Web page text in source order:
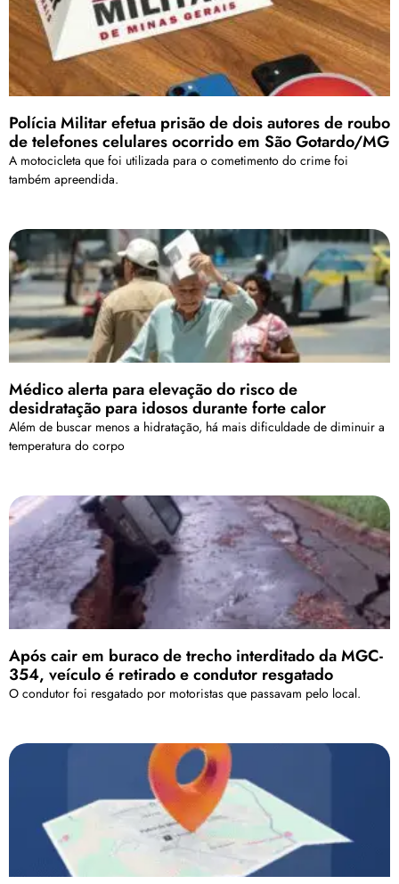
Polícia Militar efetua prisão de dois autores de roubo
de telefones celulares ocorrido em São Gotardo/MG
A motocicleta que foi utilizada para o cometimento do crime foi
também apreendida.
Médico alerta para elevação do risco de
desidratação para idosos durante forte calor
Além de buscar menos a hidratação, há mais dificuldade de diminuir a
temperatura do corpo
Após cair em buraco de trecho interditado da MGC-
354, veículo é retirado e condutor resgatado
O condutor foi resgatado por motoristas que passavam pelo local.